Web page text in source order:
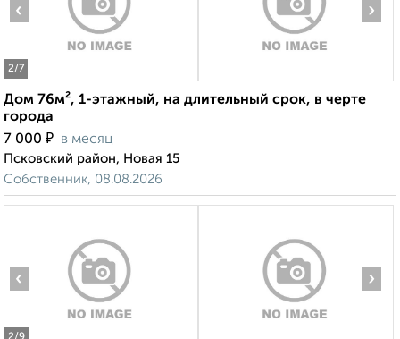
2/7
‹ ›
Дом 76м², 1-этажный, на длительный срок, в черте
города
7 000 ₽ в месяц
Псковский район, Новая 15
Собственник, 08.08.2026
‹ ›